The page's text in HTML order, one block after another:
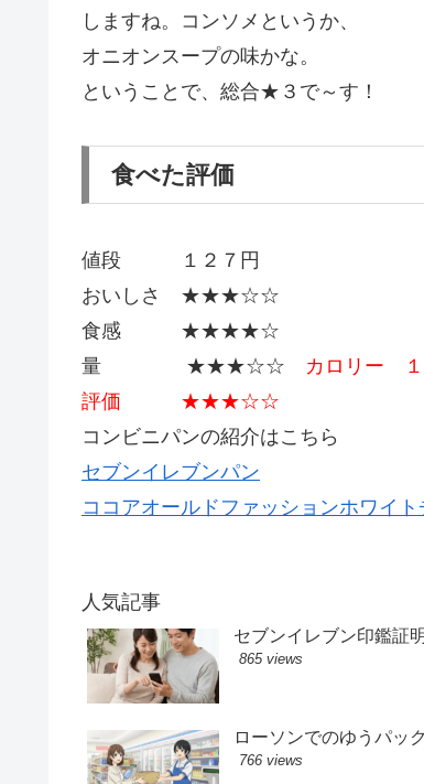
しますね。コンソメというか、
オニオンスープの味かな。
ということで、総合★３で～す！
食べた評価
値段 １２７円
おいしさ ★★★☆☆
食感 ★★★★☆
量 ★★★☆☆ カロリー
評価 ★★★☆☆
コンビニパンの紹介はこちら
セブンイレブンパン
ココアオールドファッションホワイト
人気記事
セブンイレブン印鑑証
865 views
ローソンでのゆうパッ
766 views